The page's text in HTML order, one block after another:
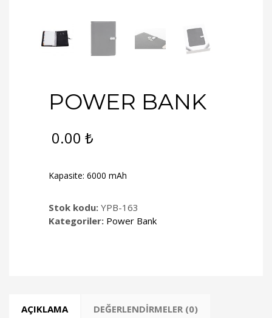
POWER BANK
0.00 ₺
Kapasite: 6000 mAh
Stok kodu: YPB-163
Kategoriler: Power Bank
AÇIKLAMA DEĞERLENDIRMELER (0)